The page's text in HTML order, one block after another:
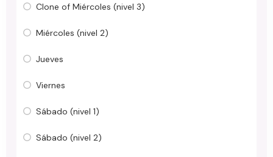
Clone of Miércoles (nivel 3)
Miércoles (nivel 2)
Jueves
Viernes
Sábado (nivel 1)
Sábado (nivel 2)